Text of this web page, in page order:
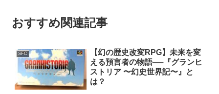
おすすめ関連記事
SFC
【幻の歴史改変RPG】未来を変
える預言者の物語──『グランヒ
ストリア 〜幻史世界記〜』と
は？